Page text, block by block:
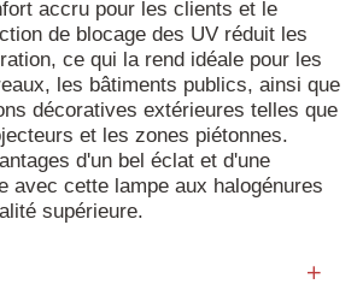
accru pour les clients et le
de blocage des UV réduit les
ce qui la rend idéale pour les
les bâtiments publics, ainsi que
décoratives extérieures telles que
et les zones piétonnes.
d'un bel éclat et d'une
avec cette lampe aux halogénures
supérieure.